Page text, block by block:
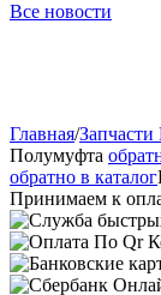
Все новости
Главная/Запчасти
Полумуфта
обратно в каталог
Принимаем к